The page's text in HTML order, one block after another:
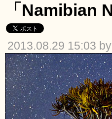
「Namibian
2013.08.29 15:03 by